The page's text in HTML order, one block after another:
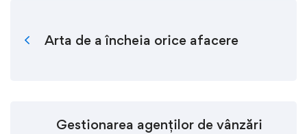
Arta de a încheia orice afacere
Gestionarea agenților de vânzări